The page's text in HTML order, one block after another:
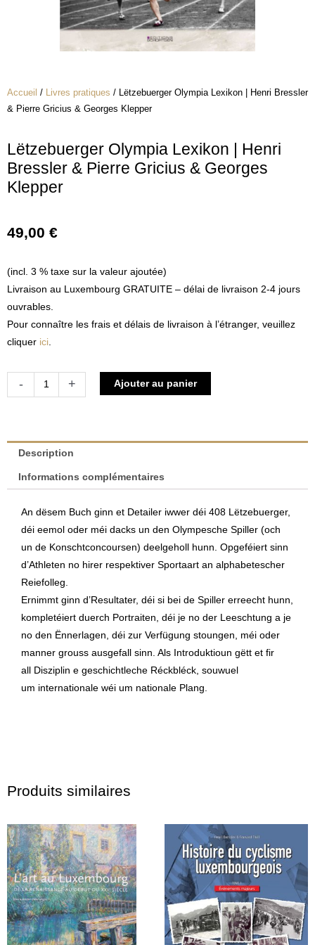
Accueil / Livres pratiques / Lëtzebuerger Olympia Lexikon | Henri Bressler
& Pierre Gricius & Georges Klepper
Lëtzebuerger Olympia Lexikon | Henri
Bressler & Pierre Gricius & Georges
Klepper
49,00 €
(incl. 3 % taxe sur la valeur ajoutée)
Livraison au Luxembourg GRATUITE – délai de livraison 2-4 jours
ouvrables.
Pour connaître les frais et délais de livraison à l’étranger, veuillez
cliquer ici
-
quantité
Lexikon
Henri
Pierre
Gricius
Georges
Klepper
+ Ajouter au panier
Description
Informations complémentaires
An dësem Buch ginn et Detailer iwwer déi 408 Lëtzebuerger,
déi eemol oder méi dacks un den Olympesche Spiller (och
un de Konschtconcoursen) deelgeholl hunn. Opgeféiert sinn
d’Athleten no hirer respektiver Sportaart an alphabetescher
Reiefolleg.
Ernimmt ginn d’Resultater, déi si bei de Spiller erreecht hunn,
kompletéiert duerch Portraiten, déi je no der Leeschtung a je
no den Ënnerlagen, déi zur Verfügung stoungen, méi oder
manner grouss ausgefall sinn. Als Introduktioun gëtt et fir
all Disziplin e geschichtleche Réckbléck, souwuel
um internationale wéi um nationale Plang.
Produits similaires